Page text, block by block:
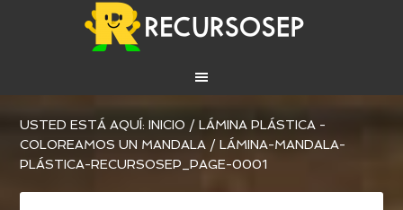
USTED ESTÁ AQUÍ:INICIO / LÁMINA PLÁSTICA -
COLOREAMOS UN MANDALA / LÁMINA-MANDALA-
PLÁSTICA-RECURSOSEP_PAGE-0001